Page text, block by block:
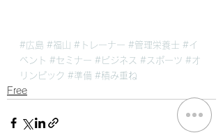
#広島 #福山 #トレーナー #管理栄養士 #イ
ベント #セミナー #ビジネス #スポーツ #オ
リンピック #準備 #積み重ね
Free